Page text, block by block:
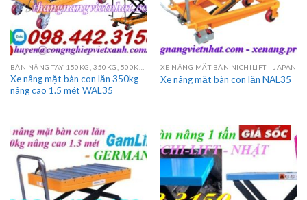
Xe nâng mặt bàn con lăn 350kg
nâng cao 1.5 mét WAL35
XE NÂNG MẶT BÀN NICHILIFT - JAPAN
Xe nâng mặt bàn con lăn NAL35